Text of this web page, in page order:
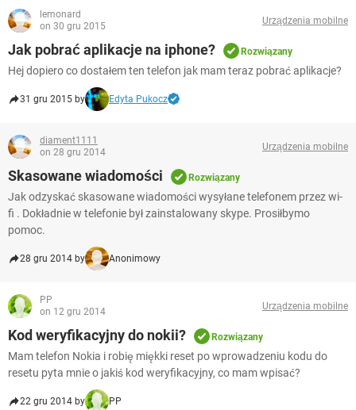
lemonard
on 30 gru 2015
Urządzenia mobilne
Jak pobrać aplikacje na iphone? Rozwiązany
Hej dopiero co dostałem ten telefon jak mam teraz pobrać aplikacje?
31 gru 2015 by Edyta Pukocz
diament1111
on 28 gru 2014
Urządzenia mobilne
Skasowane wiadomości Rozwiązany
Jak odzyskać skasowane wiadomości wysyłane telefonem przez wi-
fi . Dokładnie w telefonie był zainstalowany skype. Prosiłbymo
pomoc.
28 gru 2014 by Anonimowy
PP
on 12 gru 2014
Urządzenia mobilne
Kod weryfikacyjny do nokii? Rozwiązany
Mam telefon Nokia i robię miękki reset po wprowadzeniu kodu do
resetu pyta mnie o jakiś kod weryfikacyjny, co mam wpisać?
22 gru 2014 by PP